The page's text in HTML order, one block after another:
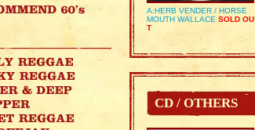
A:HERB VENDER / HORSE
MOUTH WALLACE SOLD OU
T
CD / OTHERS